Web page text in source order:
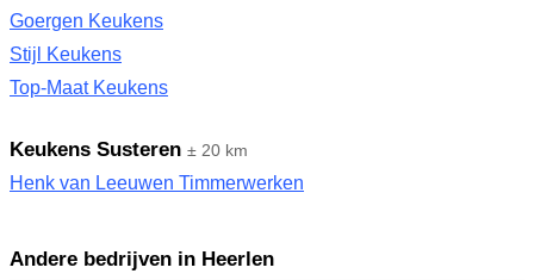
Goergen Keukens
Stijl Keukens
Top-Maat Keukens
Keukens Susteren ± 20 km
Henk van Leeuwen Timmerwerken
Andere bedrijven in Heerlen